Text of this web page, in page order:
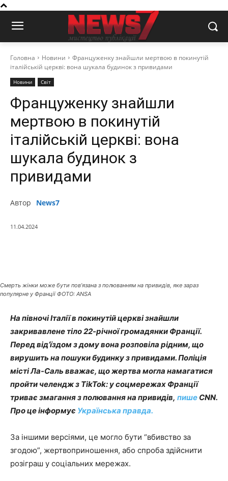
Головна Новини
Француженку знайшли мертвою в покинутій
італійській церкві: вона шукала будинок з привидами
Новини Світ
Француженку знайшли
мертвою в покинутій
італійській церкві: вона
шукала будинок з
привидами
Автор News7
11.04.2024
Смерть жінки може бути пов’язана з полюванням на привидів, яке зараз
популярне у Франції ФОТО: ANSA
На півночі Італії в покинутій церкві знайшли
закривавлене тіло 22-річної громадянки Франції.
Перед від’їздом з дому вона розповіла рідним, що
вирушить на пошуки будинку з привидами. Поліція
місті Ла-Саль вважає, що жертва могла намагатися
пройти челендж з TikTok: у соцмережах Франції
триває змагання з полювання на привидів, пише CNN.
Про це інформує Українська правда.
За іншими версіями, це могло бути “вбивство за
згодою”, жертвоприношення, або спроба здійснити
розіграш у соціальних мережах.